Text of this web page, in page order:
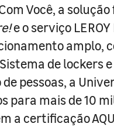
Você, a
e o serviço
amplo,
de lockers
pessoas, a
para mais de 10
a certificação